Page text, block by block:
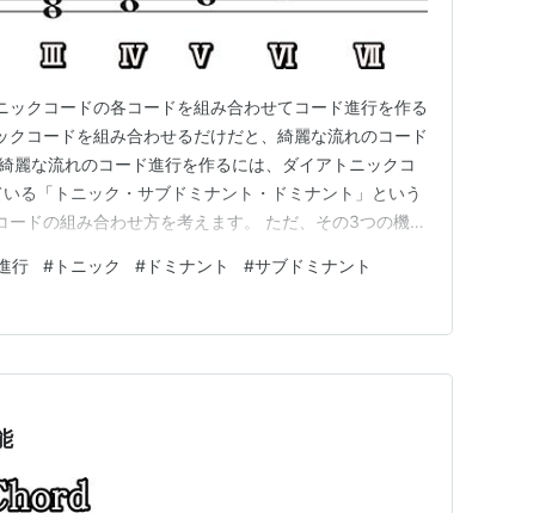
ックコードの各コードを組み合わせてコード進行を作る
クコードを組み合わせるだけだと、綺麗な流れのコード
麗な流れのコード進行を作るには、ダイアトニックコ
る「トニック・サブドミナント・ドミナント」という
ドの組み合わせ方を考えます。 ただ、その3つの機能
？ ディグリーネームというのは、ダイアトニックコー
事で、その番号はロー…
行 # トニック # ドミナント #サブドミナント